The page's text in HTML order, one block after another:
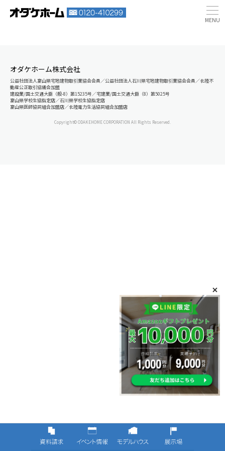
オダケホーム株式会社
公益社団法人富山県宅地建物取引業協会会員／公益社団法人石川県宅地建物取引業協会会員／北陸不
動産公正取引協議会加盟
建設業/国土交通大臣（般-8）第15235号／宅建業/国土交通大臣（8）第5025号
富山県学校生協指定店／石川県学校生協指定店
富山県医師協同組合加盟店／北陸電力生活協同組合加盟店
Copyright© ODAKEHOME CORPORATION All Rights Reserved.